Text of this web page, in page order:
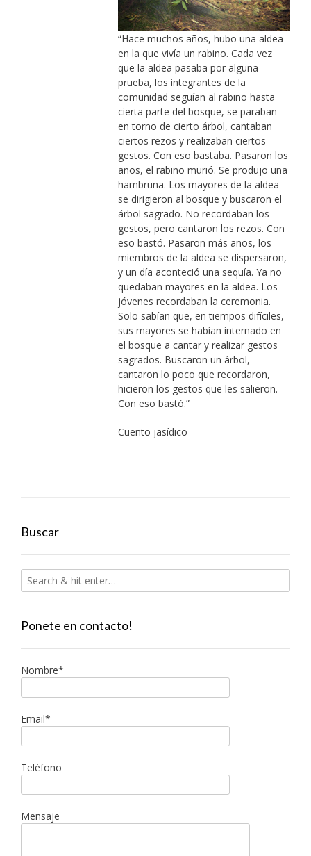
“Hace muchos años, hubo una aldea
en la que vivía un rabino. Cada vez
que la aldea pasaba por alguna
prueba, los integrantes de la
comunidad seguían al rabino hasta
cierta parte del bosque, se paraban
en torno de cierto árbol, cantaban
ciertos rezos y realizaban ciertos
gestos. Con eso bastaba. Pasaron los
años, el rabino murió. Se produjo una
hambruna. Los mayores de la aldea
se dirigieron al bosque y buscaron el
árbol sagrado. No recordaban los
gestos, pero cantaron los rezos. Con
eso bastó. Pasaron más años, los
miembros de la aldea se dispersaron,
y un día aconteció una sequía. Ya no
quedaban mayores en la aldea. Los
jóvenes recordaban la ceremonia.
Solo sabían que, en tiempos difíciles,
sus mayores se habían internado en
el bosque a cantar y realizar gestos
sagrados. Buscaron un árbol,
cantaron lo poco que recordaron,
hicieron los gestos que les salieron.
Con eso bastó.”
Cuento jasídico
Buscar
Ponete en contacto!
Nombre*
Email*
Teléfono
Mensaje